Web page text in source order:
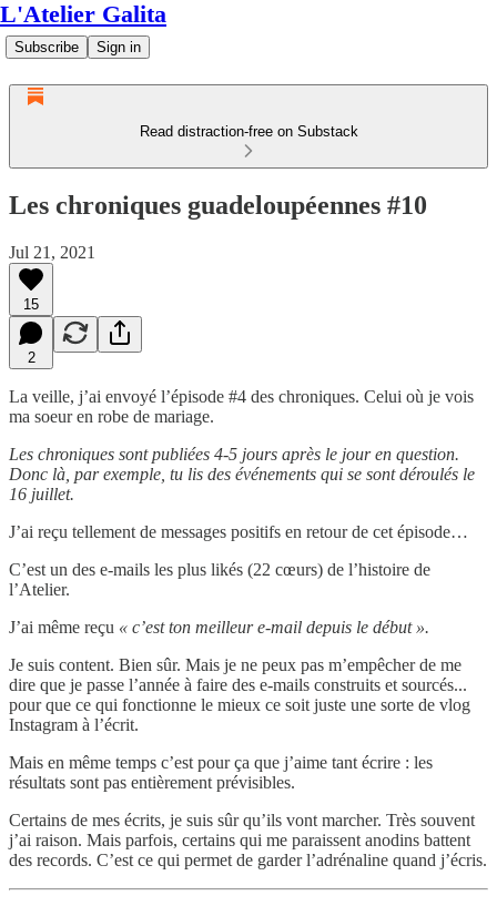
L'Atelier Galita
Subscribe Sign in
Read distraction-free on Substack
Les chroniques guadeloupéennes #10
Jul 21, 2021
15
2
La veille, j’ai envoyé l’épisode #4 des chroniques. Celui où je vois
ma soeur en robe de mariage.
Les chroniques sont publiées 4-5 jours après le jour en question.
Donc là, par exemple, tu lis des événements qui se sont déroulés le
16 juillet.
J’ai reçu tellement de messages positifs en retour de cet épisode…
C’est un des e-mails les plus likés (22 cœurs) de l’histoire de
l’Atelier.
J’ai même reçu « c’est ton meilleur e-mail depuis le début ».
Je suis content. Bien sûr. Mais je ne peux pas m’empêcher de me
dire que je passe l’année à faire des e-mails construits et sourcés...
pour que ce qui fonctionne le mieux ce soit juste une sorte de vlog
Instagram à l’écrit.
Mais en même temps c’est pour ça que j’aime tant écrire : les
résultats sont pas entièrement prévisibles.
Certains de mes écrits, je suis sûr qu’ils vont marcher. Très souvent
j’ai raison. Mais parfois, certains qui me paraissent anodins battent
des records. C’est ce qui permet de garder l’adrénaline quand j’écris.